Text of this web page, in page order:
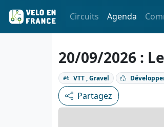
Circuits Agenda
20/09/2026 :
VTT , Gravel
Partagez